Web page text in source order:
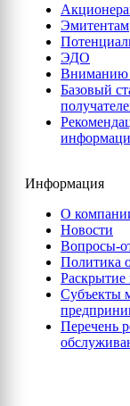
Эмитентам
ЭДО
Вниманию
Базовый
Информация
О
Новости
Вопросы-
Политика
Субъекты
Перечень